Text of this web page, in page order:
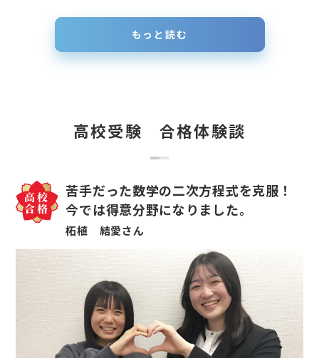
もっと読む
高校受験 合格体験談
苦手だった数学の二次方程式を克服！
今では得意分野になりました。
柘植 結愛さん